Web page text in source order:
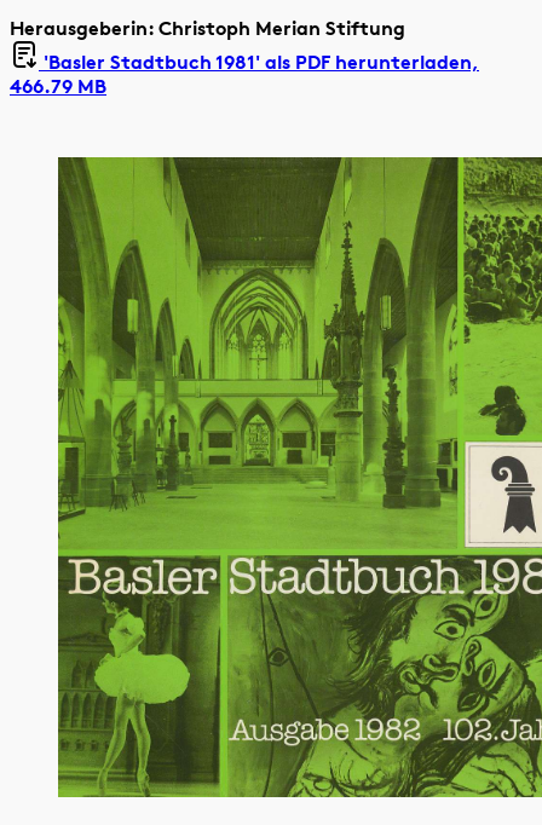
Herausgeberin: Christoph Merian Stiftung
'Basler Stadtbuch 1981' als PDF herunterladen,
466.79 MB